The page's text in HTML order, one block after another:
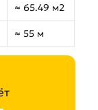
≈ 65.49 м2
≈ 55 м